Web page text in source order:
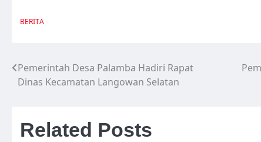
BERITA
Navigasi
Pemerintah Desa Palamba Hadiri Rapat
Dinas Kecamatan Langowan Selatan
Related Posts